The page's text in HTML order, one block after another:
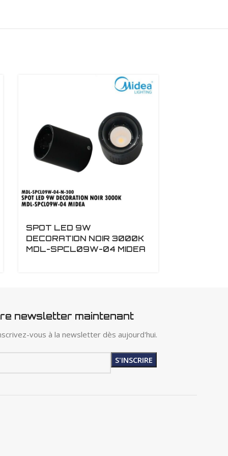
SPOT LED 9W
DECORATION NOIR 3000K
MDL-SPCL09W-04 MIDEA
newsletter maintenant
vous à la newsletter dès aujourd'hui.